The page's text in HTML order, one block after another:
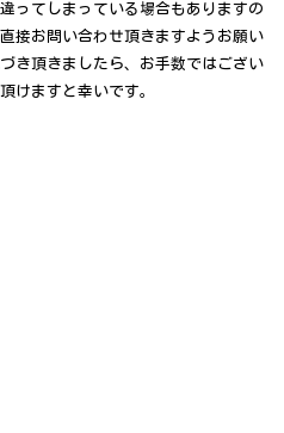
ってしまっている場合もありますの
接お問い合わせ頂きますようお願い
き頂きましたら、お手数ではござい
けますと幸いです。